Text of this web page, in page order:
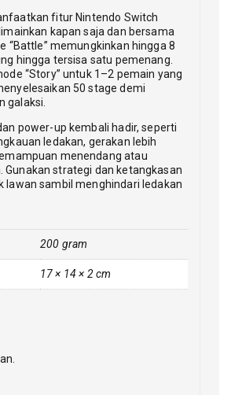
fitur Nintendo Switch
kapan saja dan bersama
“Battle” memungkinkan hingga 8
hingga tersisa satu pemenang.
“Story” untuk 1–2 pemain yang
50 stage demi
galaksi.
power-up kembali hadir, seperti
ledakan, gerakan lebih
menendang atau
Gunakan strategi dan ketangkasan
lawan sambil menghindari ledakan
200 gram
17 × 14 × 2 cm